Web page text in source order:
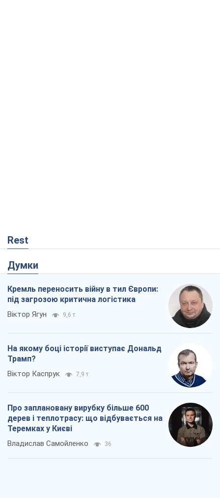
Rest
Думки
Кремль переносить війну в тил Європи:
під загрозою критична логістика
Віктор Ягун 9,6 т.
На якому боці історії виступає Дональд
Трамп?
Віктор Каспрук 7,9 т.
Про заплановану вирубку більше 600
дерев і теплотрасу: що відбувається на
Теремках у Києві
Владислав Самойленко 36